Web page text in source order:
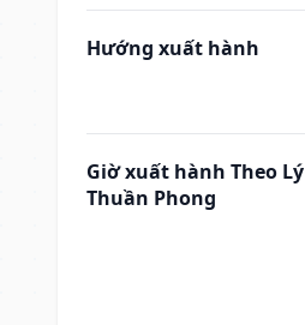
Hướng xuất hành
Giờ xuất hành Theo Lý
Thuần Phong